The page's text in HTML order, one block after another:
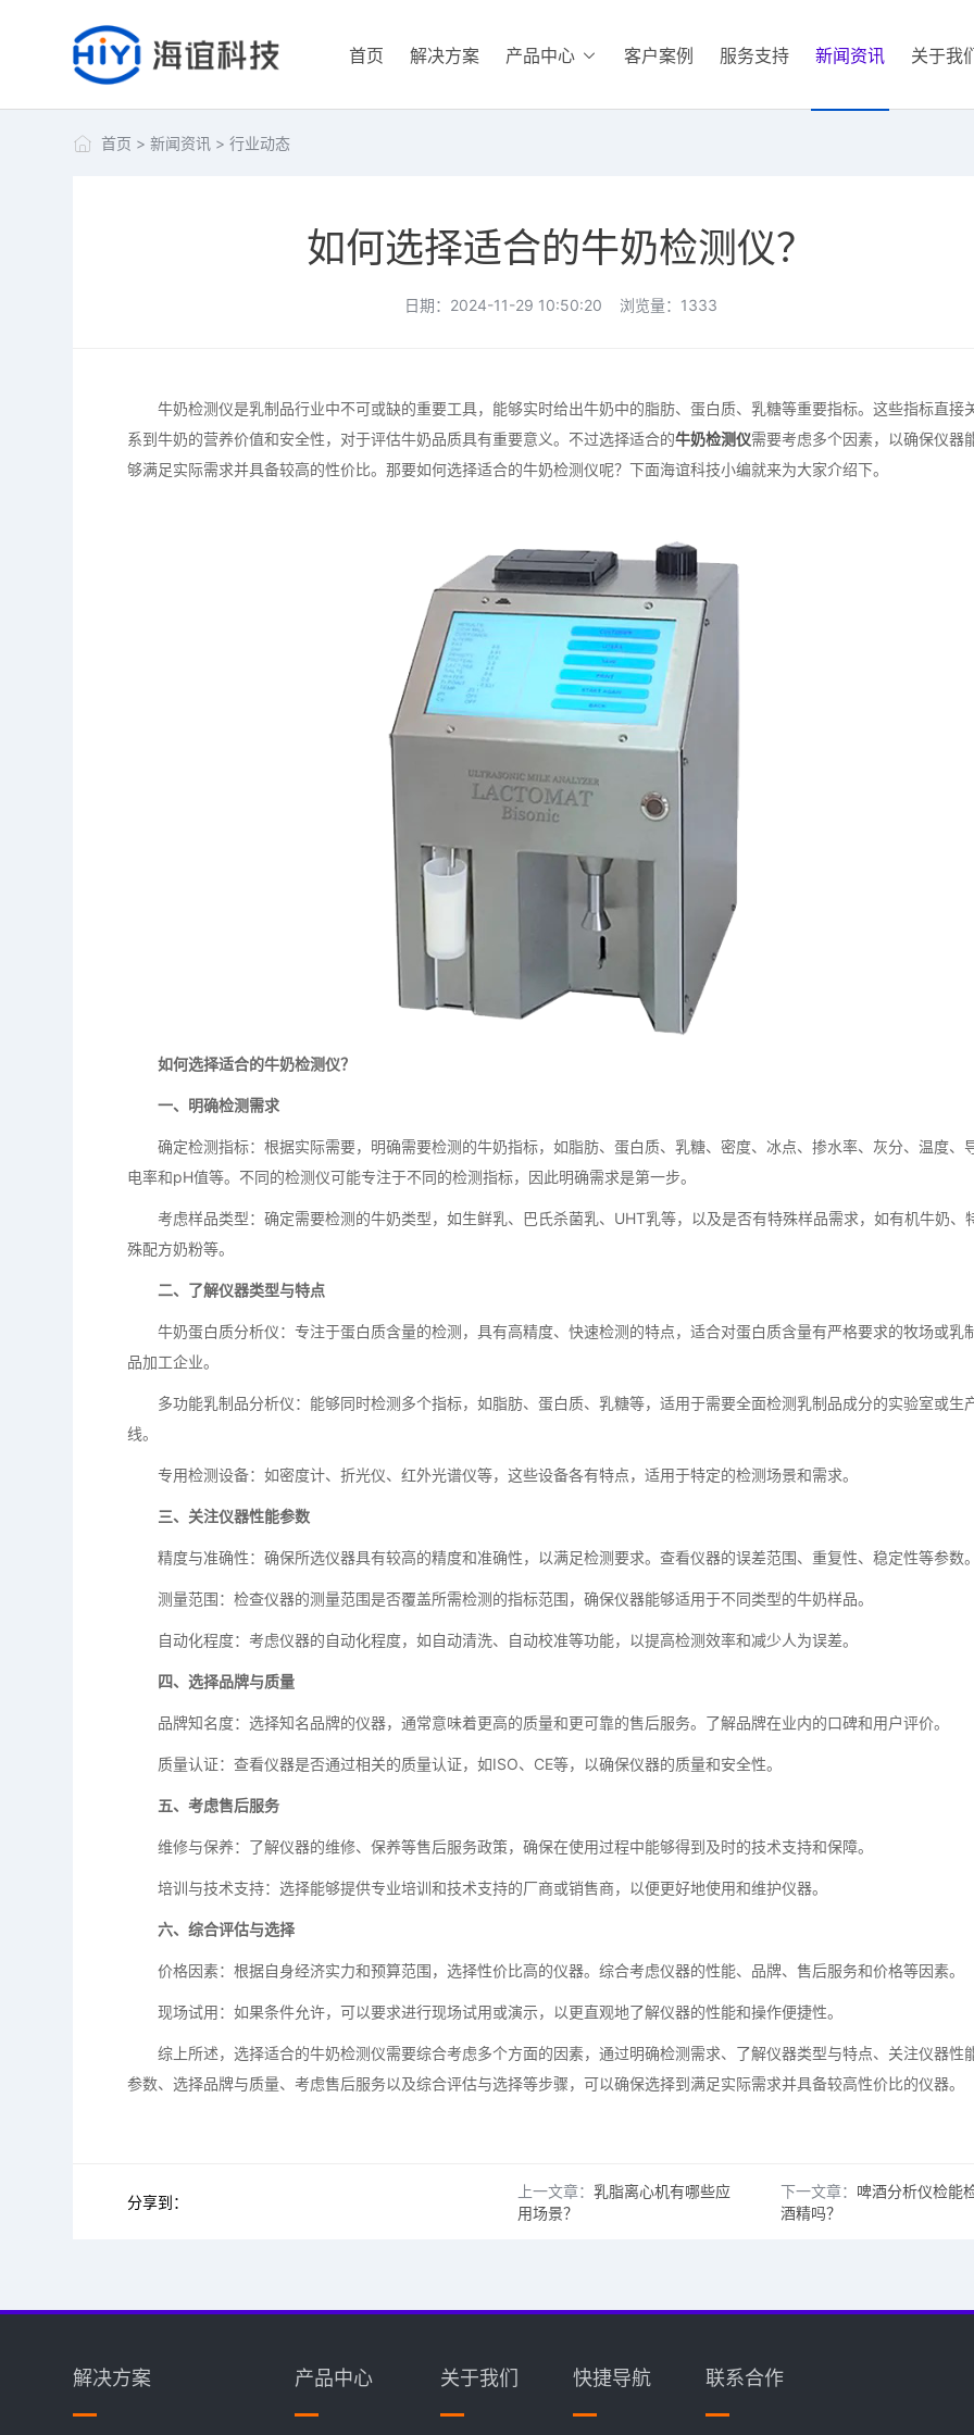
首页 解决方案 产品中心 客户案例 服务支持 新闻资讯 关于我
首页 >新闻资讯 >行业动态
如何选择适合的牛奶检测仪？
日期：2024-11-29 10:50:20 浏览量：1333
牛奶检测仪是乳制品行业中不可或缺的重要工具，能够实时给出牛奶中的脂肪、蛋白质、乳糖等重要指标。这些指标直接
系到牛奶的营养价值和安全性，对于评估牛奶品质具有重要意义。不过选择适合的牛奶检测仪需要考虑多个因素，以确保仪器
够满足实际需求并具备较高的性价比。那要如何选择适合的牛奶检测仪呢？下面海谊科技小编就来为大家介绍下。
如何选择适合的牛奶检测仪？
一、明确检测需求
确定检测指标：根据实际需要，明确需要检测的牛奶指标，如脂肪、蛋白质、乳糖、密度、冰点、掺水率、灰分、温度、
电率和pH值等。不同的检测仪可能专注于不同的检测指标，因此明确需求是第一步。
考虑样品类型：确定需要检测的牛奶类型，如生鲜乳、巴氏杀菌乳、UHT乳等，以及是否有特殊样品需求，如有机牛奶、
殊配方奶粉等。
二、了解仪器类型与特点
牛奶蛋白质分析仪：专注于蛋白质含量的检测，具有高精度、快速检测的特点，适合对蛋白质含量有严格要求的牧场或乳
品加工企业。
多功能乳制品分析仪：能够同时检测多个指标，如脂肪、蛋白质、乳糖等，适用于需要全面检测乳制品成分的实验室或生
线。
专用检测设备：如密度计、折光仪、红外光谱仪等，这些设备各有特点，适用于特定的检测场景和需求。
三、关注仪器性能参数
精度与准确性：确保所选仪器具有较高的精度和准确性，以满足检测要求。查看仪器的误差范围、重复性、稳定性等参数
测量范围：检查仪器的测量范围是否覆盖所需检测的指标范围，确保仪器能够适用于不同类型的牛奶样品。
自动化程度：考虑仪器的自动化程度，如自动清洗、自动校准等功能，以提高检测效率和减少人为误差。
四、选择品牌与质量
品牌知名度：选择知名品牌的仪器，通常意味着更高的质量和更可靠的售后服务。了解品牌在业内的口碑和用户评价。
质量认证：查看仪器是否通过相关的质量认证，如ISO、CE等，以确保仪器的质量和安全性。
五、考虑售后服务
维修与保养：了解仪器的维修、保养等售后服务政策，确保在使用过程中能够得到及时的技术支持和保障。
培训与技术支持：选择能够提供专业培训和技术支持的厂商或销售商，以便更好地使用和维护仪器。
六、综合评估与选择
价格因素：根据自身经济实力和预算范围，选择性价比高的仪器。综合考虑仪器的性能、品牌、售后服务和价格等因素。
现场试用：如果条件允许，可以要求进行现场试用或演示，以更直观地了解仪器的性能和操作便捷性。
综上所述，选择适合的牛奶检测仪需要综合考虑多个方面的因素，通过明确检测需求、了解仪器类型与特点、关注仪器性
参数、选择品牌与质量、考虑售后服务以及综合评估与选择等步骤，可以确保选择到满足实际需求并具备较高性价比的仪器。
分享到：
上一文章：乳脂离心机有哪些应
用场景？
下一文章： 啤酒分析仪检能
酒精吗？
解决方案 产品中心 关于我们 快捷导航 联系合作